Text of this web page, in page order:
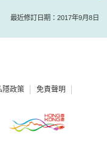
最近修訂日期：2017年9月8日
隱政策 免責聲明